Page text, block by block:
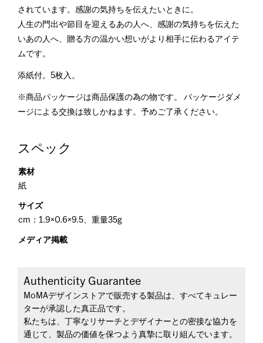
されています。感謝の気持ちを伝えたいときに。
人生の門出や節目を迎えるあの人へ、感謝の気持ちを伝えた
いあの人へ、贈る方の温かい想いがより相手に伝わるアイテ
ムです。
添紙付。5枚入。
※商品パッケージは商品保護の為の物です。 パッケージダメ
ージによる交換は致しかねます。予めご了承ください。
スペック
素材
紙
サイズ
cm：1.9×0.6×9.5、重量35g
メディア掲載
Authenticity Guarantee
MoMAデザインストアで販売する製品は、すべてキュレー
ターが承認した真正品です。
私たちは、丁寧なリサーチとデザイナーとの密接な協力を
通じて、製品の価値を保つよう真摯に取り組んでいます。